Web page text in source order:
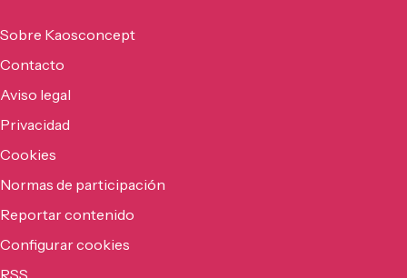
Sobre Kaosconcept
Contacto
Aviso legal
Privacidad
Cookies
Normas de participación
Reportar contenido
Configurar cookies
RSS